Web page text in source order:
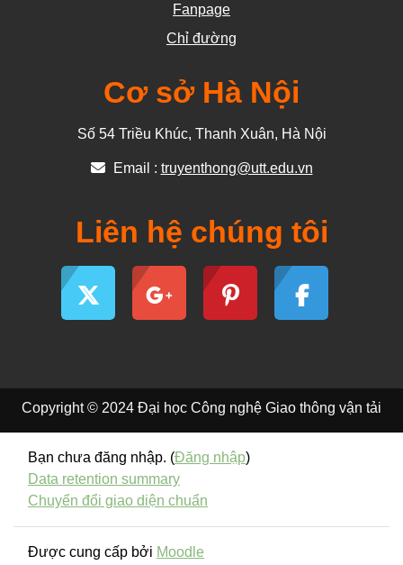
Fanpage
Chỉ đường
Cơ sở Hà Nội
Số 54 Triều Khúc, Thanh Xuân, Hà Nội
Email : truyenthong@utt.edu.vn
Liên hệ chúng tôi
Copyright © 2024 Đại học Công nghệ Giao thông vận tải
Bạn chưa đăng nhập. (Đăng nhập)
Data retention summary
Chuyển đổi giao diện chuẩn
Được cung cấp bởi Moodle